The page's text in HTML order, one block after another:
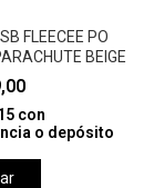
FLEECEE PO
BEIGE
con
o depósito